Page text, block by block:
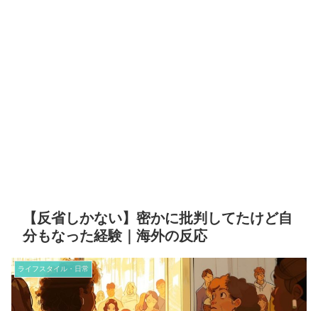
【反省しかない】密かに批判してたけど自
分もなった経験｜海外の反応
ライフスタイル・日常